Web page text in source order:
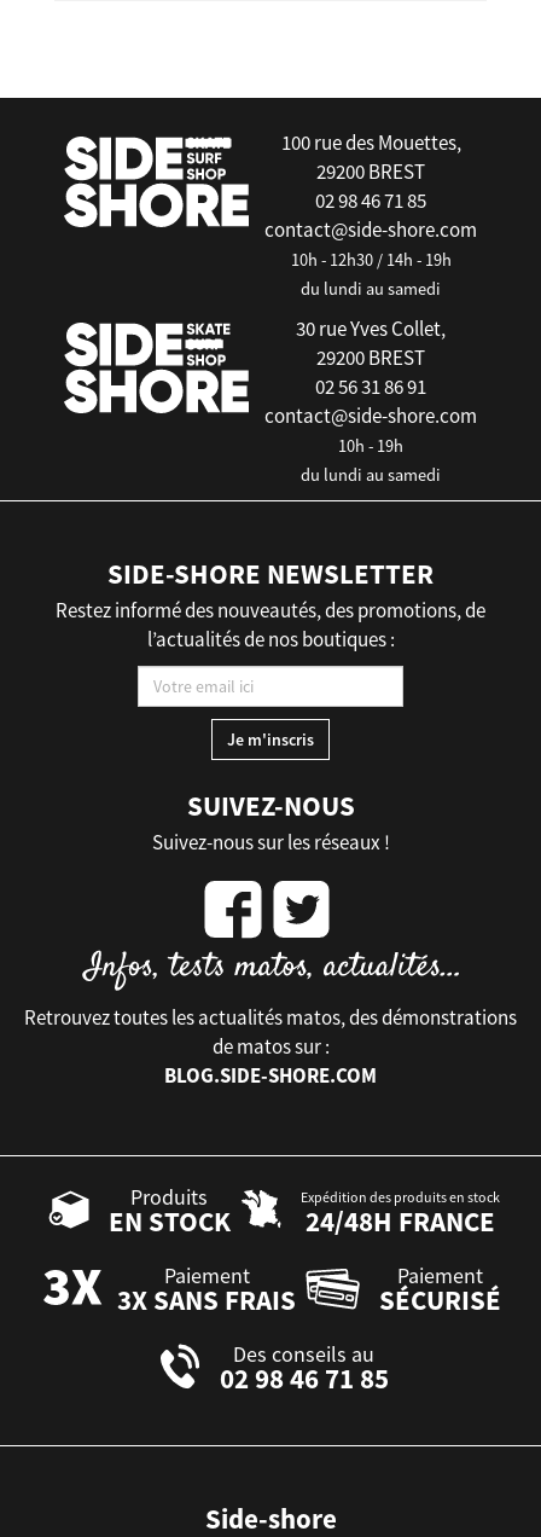
100 rue des Mouettes,
29200 BREST
02 98 46 71 85
contact@side-shore.com
10h - 12h30 / 14h - 19h
du lundi au samedi
30 rue Yves Collet,
29200 BREST
02 56 31 86 91
contact@side-shore.com
10h - 19h
du lundi au samedi
SIDE-SHORE NEWSLETTER
Restez informé des nouveautés, des promotions, de
l’actualités de nos boutiques :
SUIVEZ-NOUS
Suivez-nous sur les réseaux !
Retrouvez toutes les actualités matos, des démonstrations
de matos sur :
BLOG.SIDE-SHORE.COM
Produits
EN STOCK
Expédition des produits en stock
24/48H FRANCE
Paiement
3X SANS FRAIS
Paiement
SÉCURISÉ
Des conseils au
02 98 46 71 85
Side-shore